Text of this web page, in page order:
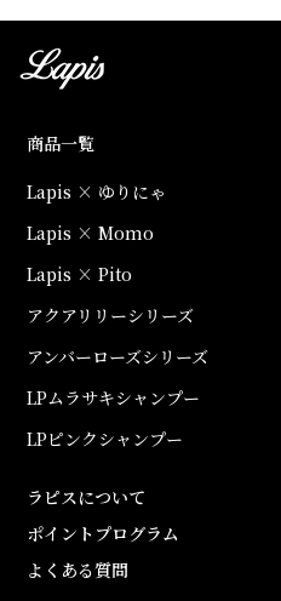
商品一覧
Lapis × ゆりにゃ
Lapis × Momo
Lapis × Pito
アクアリリーシリーズ
アンバーローズシリーズ
LPムラサキシャンプー
LPピンクシャンプー
ラピスについて
ポイントプログラム
よくある質問